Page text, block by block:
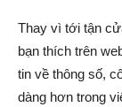
Thay vì tới tận
bạn thích trên
tin về thông số,
dàng hơn trong